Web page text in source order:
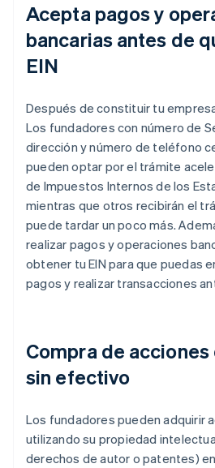
Acepta pagos y
bancarias antes de
EIN
Después de constituir tu
Los fundadores con número de
dirección y número de teléfono
pueden optar por el trámite
de Impuestos Internos de los
mientras que otros recibirán el
puede tardar un poco más.
realizar pagos y operaciones
obtener tu EIN para que puedas
pagos y realizar transacciones
Compra de
sin efectivo
Los fundadores pueden adquirir
utilizando su propiedad
derechos de autor o patentes)